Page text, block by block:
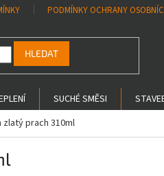
PODMÍNKY OCHRANY
HLEDAT
SUCHÉ SMĚSI
prach 310ml